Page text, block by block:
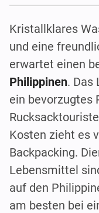
Kristallklares
und eine
erwartet einen
Philippinen. Das
ein bevorzugtes
Kosten zieht es
Backpacking.
Lebensmittel
auf den
am besten bei